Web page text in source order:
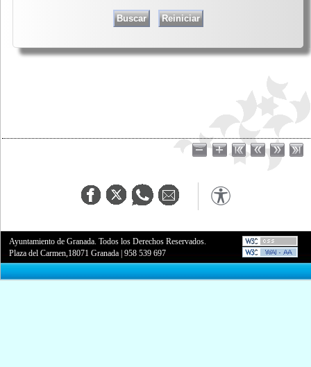
Ayuntamiento de Granada. Todos los Derechos Reservados.
Plaza del Carmen,18071 Granada |958 539 697